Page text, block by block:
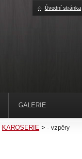
KAROSERIE > - vzpěry
GALERIE
Úvodní stránka